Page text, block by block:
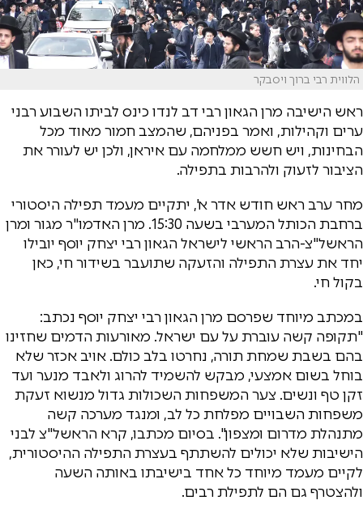
הלווית רבי ברוך ויסבקר
ראש הישיבה מרן הגאון רבי דב לנדו כינס לביתו השבוע רבני
ערים וקהילות, ואמר בפניהם, שהמצב חמור מאוד מכל
הבחינות, ויש חשש ממלחמה עם איראן, ולכן יש לעורר את
הציבור לזעוק ולהרבות בתפילה.
מחר ערב ראש חודש אדר א', יתקיים מעמד תפילה היסטורי
ברחבת הכותל המערבי בשעה 15:30. מרן האדמו"ר מגור ומרן
הראשל"צ-הרב הראשי לישראל הגאון רבי יצחק יוסף יובילו
יחד את עצרת התפילה והזעקה שתועבר בשידור חי, כאן
בקול חי.
במכתב מיוחד שפרסם מרן הגאון רבי יצחק יוסף נכתב:
"תקופה קשה עוברת על עם ישראל. מאורעות הדמים שחזינו
בהם בשבת שמחת תורה, נחרטו בלב כולם. אויב אכזר שלא
בוחל בשום אמצעי, מבקש להשמיד להרוג ולאבד מנער ועד
זקן טף ונשים. צער המשפחות השכולות גדול מנשוא זעקת
משפחות השבויים מפלחת כל לב, ומנגד מערכה קשה
מתנהלת מדרום ומצפון". בסיום מכתבו, קרא הראשל"צ לבני
הישיבות שלא יכולים להשתתף בעצרת התפילה ההיסטורית,
לקיים מעמד מיוחד כל אחד בישיבתו באותה השעה
ולהצטרף גם הם לתפילת רבים.